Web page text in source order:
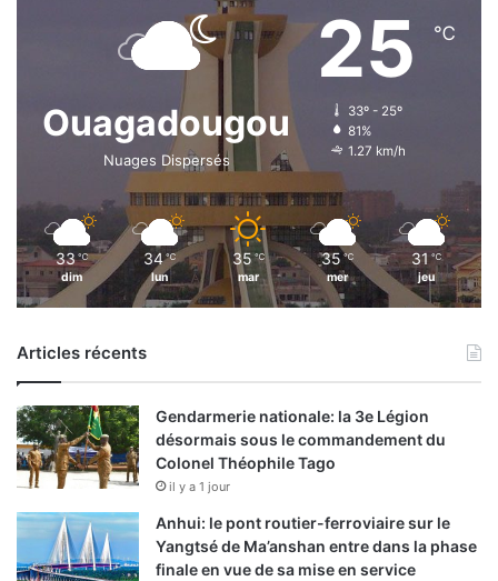
Ouagadougou
Nuages Dispersés
25 ℃
33º - 25º
81%
1.27 km/h
33 ℃
dim
34 ℃
lun
35 ℃
mar
35 ℃
mer
31 ℃
jeu
Articles récents
Gendarmerie nationale: la 3e Légion
désormais sous le commandement du
Colonel Théophile Tago
il y a 1 jour
Anhui: le pont routier-ferroviaire sur le
Yangtsé de Ma’anshan entre dans la phase
finale en vue de sa mise en service